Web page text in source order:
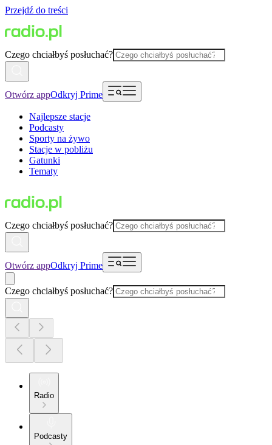
Przejdź do treści
Czego chciałbyś posłuchać?
Otwórz appOdkryj Prime
Najlepsze stacje
Podcasty
Sporty na żywo
Stacje w pobliżu
Gatunki
Tematy
Czego chciałbyś posłuchać?
Otwórz appOdkryj Prime
Czego chciałbyś posłuchać?
Radio
Podcasty